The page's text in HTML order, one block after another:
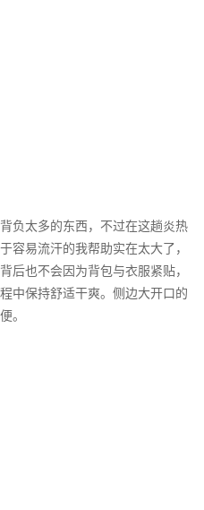
负太多的东西，不过在这趟炎热
容易流汗的我帮助实在太大了，
后也不会因为背包与衣服紧贴，
中保持舒适干爽。侧边大开口的
。